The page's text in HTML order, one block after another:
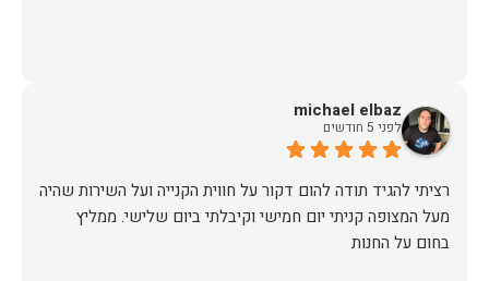
michael elbaz
לפני 5 חודשים
רציתי להגיד תודה להום דקור על חווית הקנייה ועל השירות שהיה
מעל המצופה קניתי יום חמישי וקיבלתי ביום שלישי. ממליץ
בחום על החנות